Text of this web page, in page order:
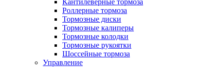
Роллерные тормоза
Тормозные диски
Тормозные калиперы
Тормозные колодки
Тормозные рукоятки
Шоссейные тормоза
Управление